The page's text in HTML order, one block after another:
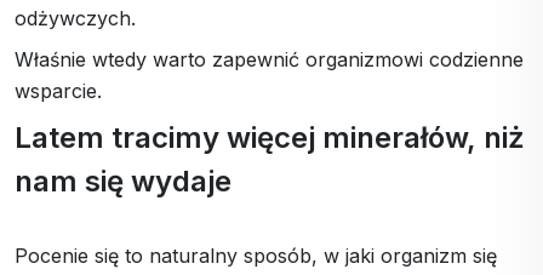
odżywczych.
Właśnie wtedy warto zapewnić organizmowi codzienne
wsparcie.
Latem tracimy więcej minerałów, niż
nam się wydaje
Pocenie się to naturalny sposób, w jaki organizm się